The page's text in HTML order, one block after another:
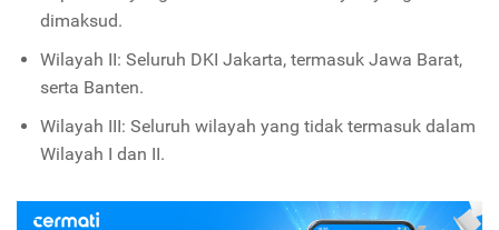
dimaksud.
Wilayah II: Seluruh DKI Jakarta, termasuk Jawa Barat,
serta Banten.
Wilayah III: Seluruh wilayah yang tidak termasuk dalam
Wilayah I dan II.